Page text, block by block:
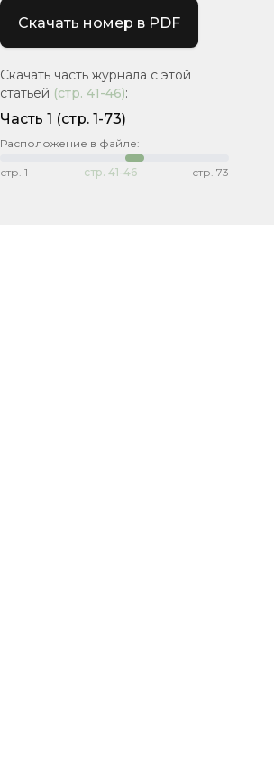
Скачать номер в PDF
Скачать часть журнала с этой
статьей (стр. 41-46):
Часть 1 (стр. 1-73)
Расположение в файле:
стр. 1 стр. 41-46 стр. 73